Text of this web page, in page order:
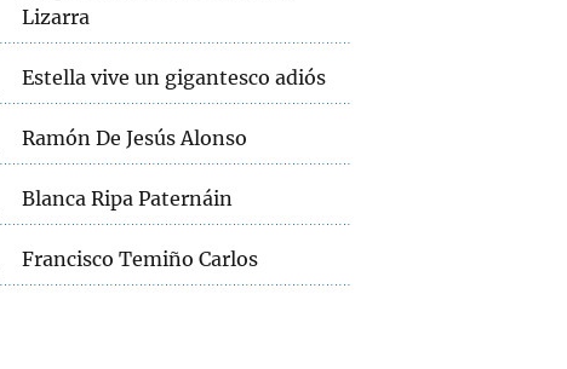
Lizarra
Estella vive un gigantesco adiós
Ramón De Jesús Alonso
Blanca Ripa Paternáin
Francisco Temiño Carlos